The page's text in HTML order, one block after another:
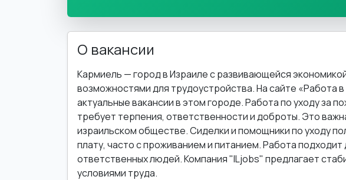
О вакансии
Кармиель — город в Израиле с развивающейся
возможностями для трудоустройства. На сайте «Работа
актуальные вакансии в этом городе. Работа по уходу за
требует терпения, ответственности и доброты. Это
израильском обществе. Сиделки и помощники по уходу
плату, часто с проживанием и питанием. Работа подходит
ответственных людей. Компания "ILjobs" предлагает
условиями труда.